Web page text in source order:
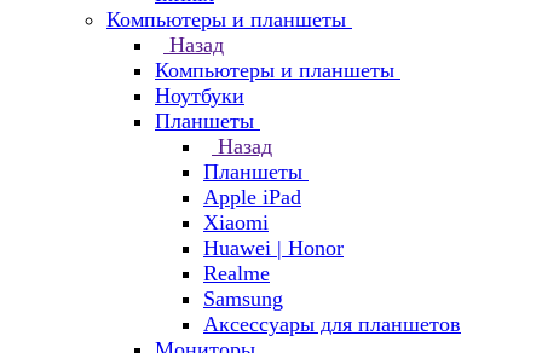
Компьютеры и планшеты
Назад
Компьютеры и планшеты
Ноутбуки
Планшеты
Назад
Планшеты
Apple iPad
Xiaomi
Huawei | Honor
Realme
Samsung
Аксессуары для планшетов